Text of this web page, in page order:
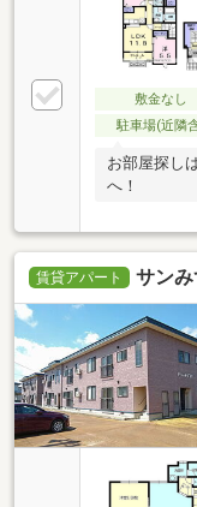
敷金なし
駐車場(近隣
お部屋探し
へ！
賃貸アパート サン